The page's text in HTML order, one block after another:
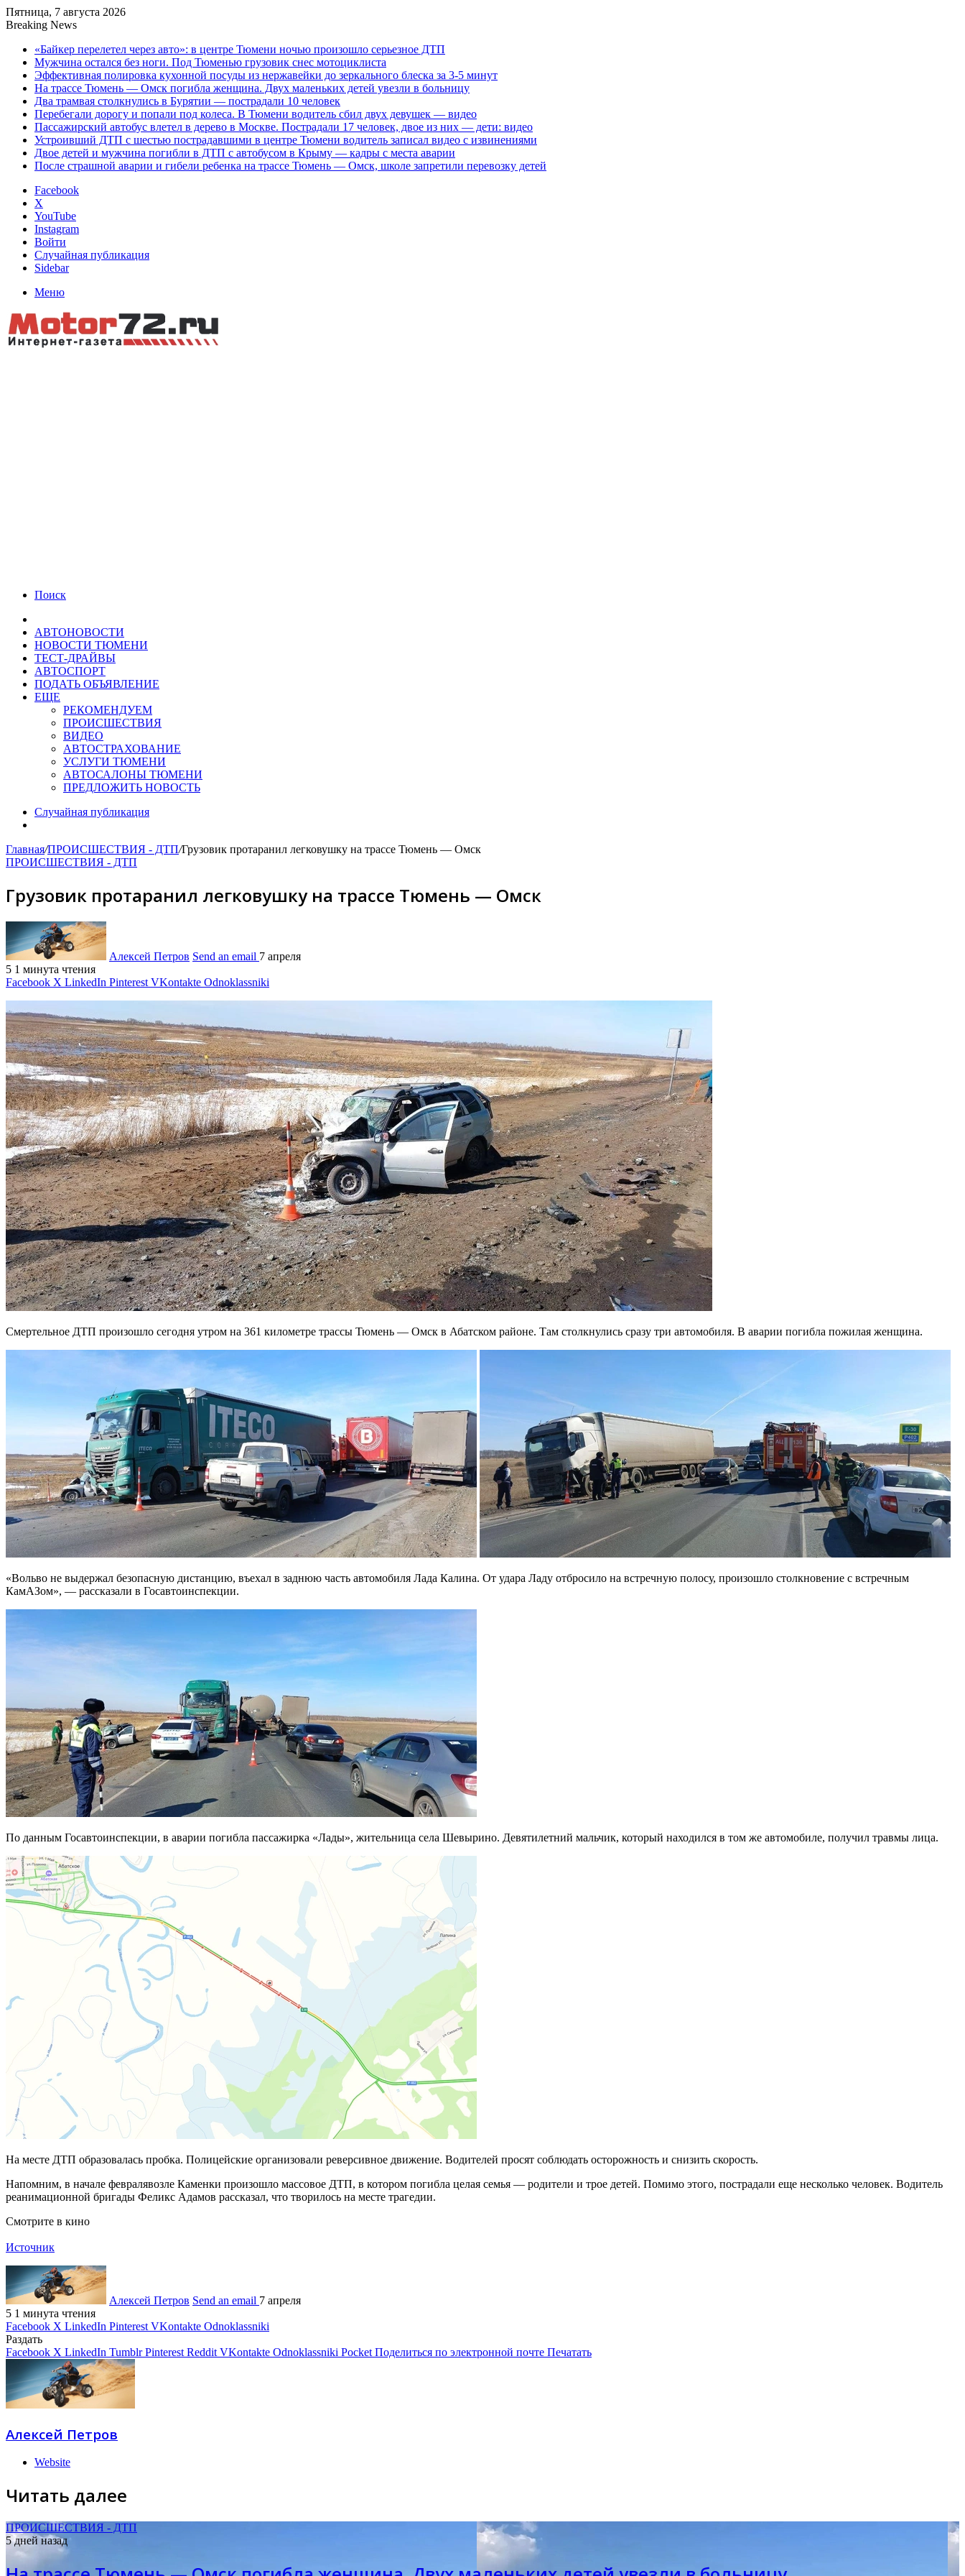
Пятница, 7 августа 2026
Breaking News
«Байкер перелетел через авто»: в центре Тюмени ночью произошло серьезное ДТП
Мужчина остался без ноги. Под Тюменью грузовик снес мотоциклиста
Эффективная полировка кухонной посуды из нержавейки до зеркального блеска за 3-5 минут
На трассе Тюмень — Омск погибла женщина. Двух маленьких детей увезли в больницу
Два трамвая столкнулись в Бурятии — пострадали 10 человек
Перебегали дорогу и попали под колеса. В Тюмени водитель сбил двух девушек — видео
Пассажирский автобус влетел в дерево в Москве. Пострадали 17 человек, двое из них — дети: видео
Устроивший ДТП с шестью пострадавшими в центре Тюмени водитель записал видео с извинениями
Двое детей и мужчина погибли в ДТП с автобусом в Крыму — кадры с места аварии
После страшной аварии и гибели ребенка на трассе Тюмень — Омск, школе запретили перевозку детей
Facebook
X
YouTube
Instagram
Войти
Случайная публикация
Sidebar
Меню
Поиск
АВТОНОВОСТИ
НОВОСТИ ТЮМЕНИ
ТЕСТ-ДРАЙВЫ
АВТОСПОРТ
ПОДАТЬ ОБЪЯВЛЕНИЕ
ЕЩЕ
РЕКОМЕНДУЕМ
ПРОИСШЕСТВИЯ
ВИДЕО
АВТОСТРАХОВАНИЕ
УСЛУГИ ТЮМЕНИ
АВТОСАЛОНЫ ТЮМЕНИ
ПРЕДЛОЖИТЬ НОВОСТЬ
Случайная публикация
Главная/ПРОИСШЕСТВИЯ - ДТП/Грузовик протаранил легковушку на трассе Тюмень — Омск
ПРОИСШЕСТВИЯ - ДТП
Грузовик протаранил легковушку на трассе Тюмень — Омск
Алексей Петров Send an email 7 апреля
5 1 минута чтения
Facebook X LinkedIn Pinterest VKontakte Odnoklassniki
Смертельное ДТП произошло сегодня утром на 361 километре трассы Тюмень — Омск в Абатском районе. Там столкнулись сразу три автомобиля. В аварии погибла пожилая женщина.
«Вольво не выдержал безопасную дистанцию, въехал в заднюю часть автомобиля Лада Калина. От удара Ладу отбросило на встречную полосу, произошло столкновение с встречным
КамАЗом», — рассказали в Госавтоинспекции.
По данным Госавтоинспекции, в аварии погибла пассажирка «Лады», жительница села Шевырино. Девятилетний мальчик, который находился в том же автомобиле, получил травмы лица.
На месте ДТП образовалась пробка. Полицейские организовали реверсивное движение. Водителей просят соблюдать осторожность и снизить скорость.
Напомним, в начале февралявозле Каменки произошло массовое ДТП, в котором погибла целая семья — родители и трое детей. Помимо этого, пострадали еще несколько человек. Водитель
реанимационной бригады Феликс Адамов рассказал, что творилось на месте трагедии.
Смотрите в кино
Источник
Алексей Петров Send an email 7 апреля
5 1 минута чтения
Facebook X LinkedIn Pinterest VKontakte Odnoklassniki
Раздать
Facebook X LinkedIn Tumblr Pinterest Reddit VKontakte Odnoklassniki Pocket Поделиться по электронной почте Печатать
Алексей Петров
Website
Читать далее
ПРОИСШЕСТВИЯ - ДТП
5 дней назад